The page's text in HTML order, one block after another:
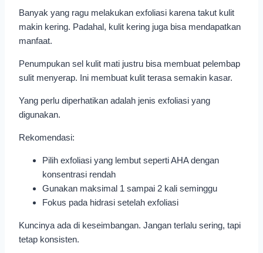
Banyak yang ragu melakukan exfoliasi karena takut kulit
makin kering. Padahal, kulit kering juga bisa mendapatkan
manfaat.
Penumpukan sel kulit mati justru bisa membuat pelembap
sulit menyerap. Ini membuat kulit terasa semakin kasar.
Yang perlu diperhatikan adalah jenis exfoliasi yang
digunakan.
Rekomendasi:
Pilih exfoliasi yang lembut seperti AHA dengan
konsentrasi rendah
Gunakan maksimal 1 sampai 2 kali seminggu
Fokus pada hidrasi setelah exfoliasi
Kuncinya ada di keseimbangan. Jangan terlalu sering, tapi
tetap konsisten.